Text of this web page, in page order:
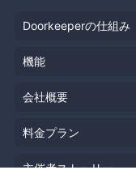
Doorkeeperの仕組み
機能
会社概要
料金プラン
主催者ストーリー